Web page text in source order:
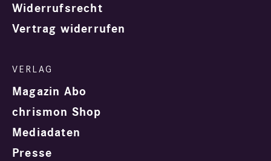
Widerrufsrecht
Vertrag widerrufen
Magazin Abo
chrismon Shop
Mediadaten
Presse